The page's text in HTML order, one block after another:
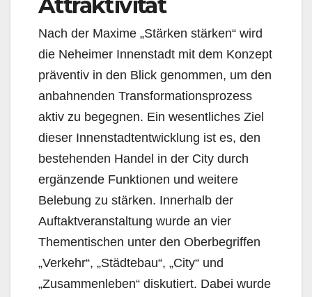
Nach der Maxime „Stärken stärken“ wird
die Neheimer Innenstadt mit dem Konzept
präventiv in den Blick genommen, um den
anbahnenden Transformationsprozess
aktiv zu begegnen. Ein wesentliches Ziel
dieser Innenstadtentwicklung ist es, den
bestehenden Handel in der City durch
ergänzende Funktionen und weitere
Belebung zu stärken. Innerhalb der
Auftaktveranstaltung wurde an vier
Thementischen unter den Oberbegriffen
„Verkehr“, „Städtebau“, „City“ und
„Zusammenleben“ diskutiert. Dabei wurde